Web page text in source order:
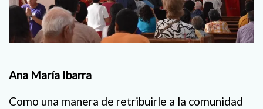
Ana María Ibarra
Como una manera de retribuirle a la comunidad